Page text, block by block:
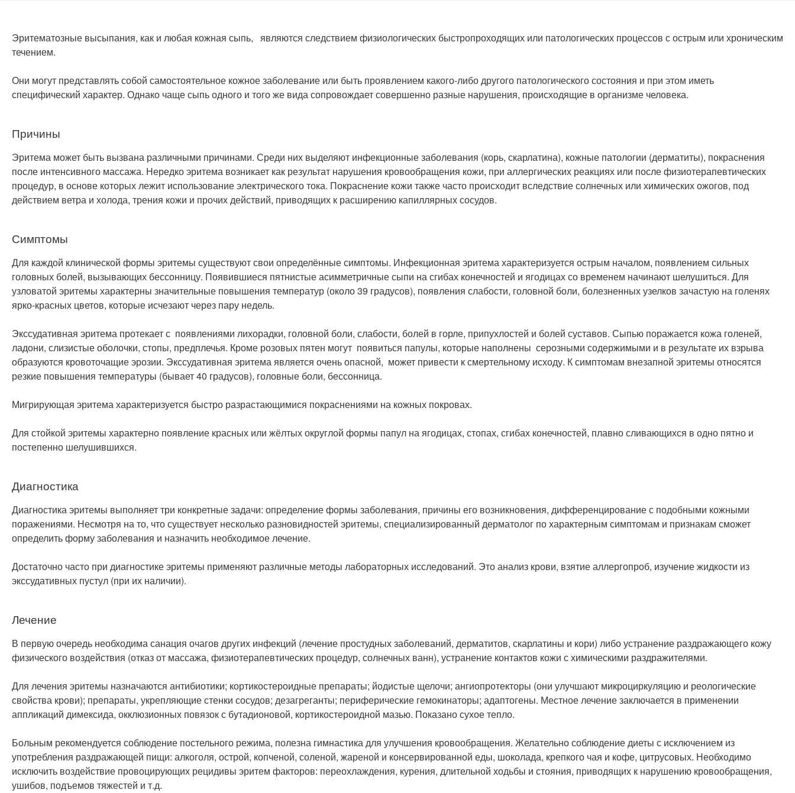
Эритематозные высыпания, как и любая кожная сыпь, являются следствием физиологических быстропроходящих или патологических процессов с острым или хроническим
течением.
Они могут представлять собой самостоятельное кожное заболевание или быть проявлением какого-либо другого патологического состояния и при этом иметь
специфический характер. Однако чаще сыпь одного и того же вида сопровождает совершенно разные нарушения, происходящие в организме человека.
Причины
Эритема может быть вызвана различными причинами. Среди них выделяют инфекционные заболевания (корь, скарлатина), кожные патологии (дерматиты), покраснения
после интенсивного массажа. Нередко эритема возникает как результат нарушения кровообращения кожи, при аллергических реакциях или после физиотерапевтических
процедур, в основе которых лежит использование электрического тока. Покраснение кожи также часто происходит вследствие солнечных или химических ожогов, под
действием ветра и холода, трения кожи и прочих действий, приводящих к расширению капиллярных сосудов.
Симптомы
Для каждой клинической формы эритемы существуют свои определённые симптомы. Инфекционная эритема характеризуется острым началом, появлением сильных
головных болей, вызывающих бессонницу. Появившиеся пятнистые асимметричные сыпи на сгибах конечностей и ягодицах со временем начинают шелушиться. Для
узловатой эритемы характерны значительные повышения температур (около 39 градусов), появления слабости, головной боли, болезненных узелков зачастую на голенях
ярко-красных цветов, которые исчезают через пару недель.
Экссудативная эритема протекает с появлениями лихорадки, головной боли, слабости, болей в горле, припухлостей и болей суставов. Сыпью поражается кожа голеней,
ладони, слизистые оболочки, стопы, предплечья. Кроме розовых пятен могут появиться папулы, которые наполнены серозными содержимыми и в результате их взрыва
образуются кровоточащие эрозии. Экссудативная эритема является очень опасной, может привести к смертельному исходу. К симптомам внезапной эритемы относятся
резкие повышения температуры (бывает 40 градусов), головные боли, бессонница.
Мигрирующая эритема характеризуется быстро разрастающимися покраснениями на кожных покровах.
Для стойкой эритемы характерно появление красных или жёлтых округлой формы папул на ягодицах, стопах, сгибах конечностей, плавно сливающихся в одно пятно и
постепенно шелушившихся.
Диагностика
Диагностика эритемы выполняет три конкретные задачи: определение формы заболевания, причины его возникновения, дифференцирование с подобными кожными
поражениями. Несмотря на то, что существует несколько разновидностей эритемы, специализированный дерматолог по характерным симптомам и признакам сможет
определить форму заболевания и назначить необходимое лечение.
Достаточно часто при диагностике эритемы применяют различные методы лабораторных исследований. Это анализ крови, взятие аллергопроб, изучение жидкости из
экссудативных пустул (при их наличии).
Лечение
В первую очередь необходима санация очагов других инфекций (лечение простудных заболеваний, дерматитов, скарлатины и кори) либо устранение раздражающего кожу
физического воздействия (отказ от массажа, физиотерапевтических процедур, солнечных ванн), устранение контактов кожи с химическими раздражителями.
Для лечения эритемы назначаются антибиотики; кортикостероидные препараты; йодистые щелочи; ангиопротекторы (они улучшают микроциркуляцию и реологические
свойства крови); препараты, укрепляющие стенки сосудов; дезагреганты; периферические гемокинаторы; адаптогены. Местное лечение заключается в применении
аппликаций димексида, окклюзионных повязок с бутадионовой, кортикостероидной мазью. Показано сухое тепло.
Больным рекомендуется соблюдение постельного режима, полезна гимнастика для улучшения кровообращения. Желательно соблюдение диеты с исключением из
употребления раздражающей пищи: алкоголя, острой, копченой, соленой, жареной и консервированной еды, шоколада, крепкого чая и кофе, цитрусовых. Необходимо
исключить воздействие провоцирующих рецидивы эритем факторов: переохлаждения, курения, длительной ходьбы и стояния, приводящих к нарушению кровообращения,
ушибов, подъемов тяжестей и т.д.